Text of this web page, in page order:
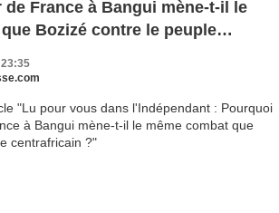
de France à Bangui mène-t-il le
Bozizé contre le peuple